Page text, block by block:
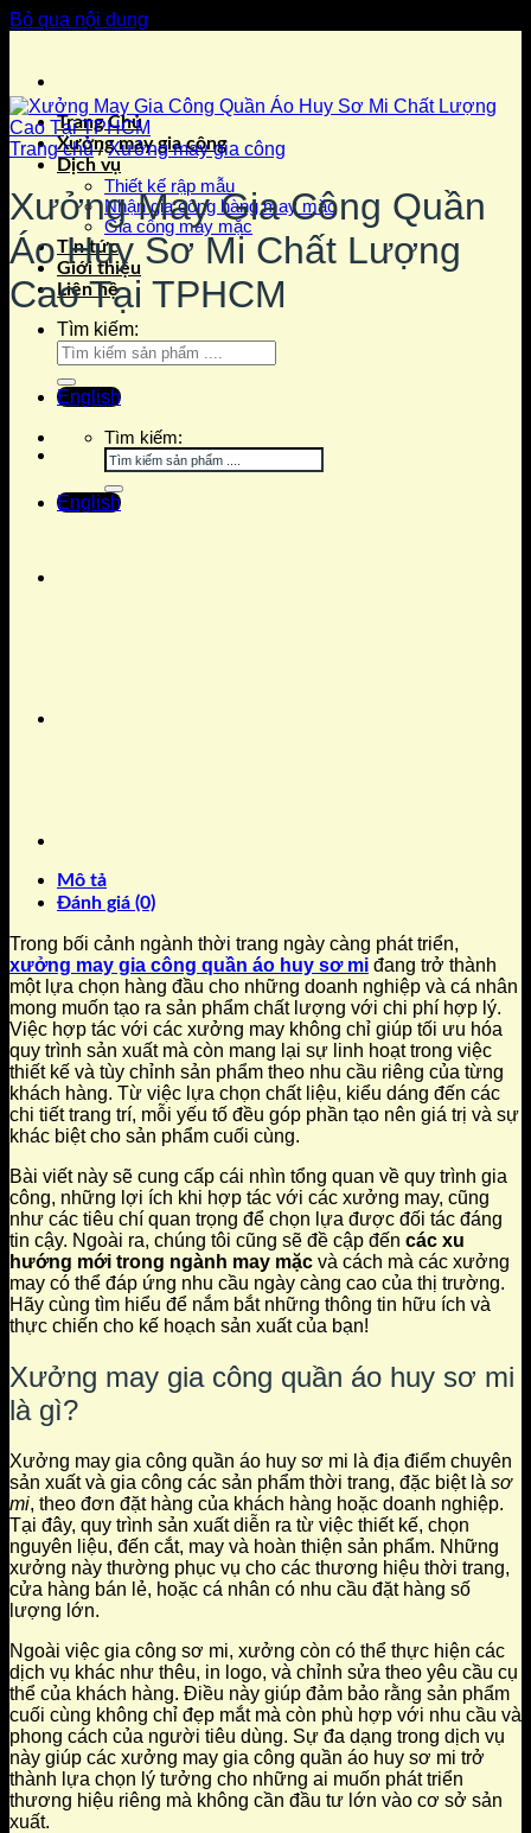
Bỏ qua nội dung
Trang Chủ
Xưởng may gia công
Dịch vụ
Thiết kế rập mẫu
Nhận gia công hàng may mặc
Gia công may mặc
Tin tức
Giới thiệu
Liên hệ
Tìm kiếm:
English
Tìm kiếm:
English
Trang chủ / Xưởng may gia công
Xưởng May Gia Công Quần
Áo Huy Sơ Mi Chất Lượng
Cao Tại TPHCM
Mô tả
Đánh giá (0)
Trong bối cảnh ngành thời trang ngày càng phát triển,
xưởng may gia công quần áo huy sơ mi đang trở thành
một lựa chọn hàng đầu cho những doanh nghiệp và cá nhân
mong muốn tạo ra sản phẩm chất lượng với chi phí hợp lý.
Việc hợp tác với các xưởng may không chỉ giúp tối ưu hóa
quy trình sản xuất mà còn mang lại sự linh hoạt trong việc
thiết kế và tùy chỉnh sản phẩm theo nhu cầu riêng của từng
khách hàng. Từ việc lựa chọn chất liệu, kiểu dáng đến các
chi tiết trang trí, mỗi yếu tố đều góp phần tạo nên giá trị và sự
khác biệt cho sản phẩm cuối cùng.
Bài viết này sẽ cung cấp cái nhìn tổng quan về quy trình gia
công, những lợi ích khi hợp tác với các xưởng may, cũng
như các tiêu chí quan trọng để chọn lựa được đối tác đáng
tin cậy. Ngoài ra, chúng tôi cũng sẽ đề cập đến các xu
hướng mới trong ngành may mặc và cách mà các xưởng
may có thể đáp ứng nhu cầu ngày càng cao của thị trường.
Hãy cùng tìm hiểu để nắm bắt những thông tin hữu ích và
thực chiến cho kế hoạch sản xuất của bạn!
Xưởng may gia công quần áo huy sơ mi
là gì?
Xưởng may gia công quần áo huy sơ mi là địa điểm chuyên
sản xuất và gia công các sản phẩm thời trang, đặc biệt là sơ
mi, theo đơn đặt hàng của khách hàng hoặc doanh nghiệp.
Tại đây, quy trình sản xuất diễn ra từ việc thiết kế, chọn
nguyên liệu, đến cắt, may và hoàn thiện sản phẩm. Những
xưởng này thường phục vụ cho các thương hiệu thời trang,
cửa hàng bán lẻ, hoặc cá nhân có nhu cầu đặt hàng số
lượng lớn.
Ngoài việc gia công sơ mi, xưởng còn có thể thực hiện các
dịch vụ khác như thêu, in logo, và chỉnh sửa theo yêu cầu cụ
thể của khách hàng. Điều này giúp đảm bảo rằng sản phẩm
cuối cùng không chỉ đẹp mắt mà còn phù hợp với nhu cầu và
phong cách của người tiêu dùng. Sự đa dạng trong dịch vụ
này giúp các xưởng may gia công quần áo huy sơ mi trở
thành lựa chọn lý tưởng cho những ai muốn phát triển
thương hiệu riêng mà không cần đầu tư lớn vào cơ sở sản
xuất.